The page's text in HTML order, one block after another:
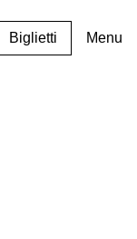
Biglietti Menu